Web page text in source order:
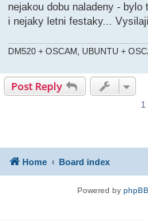
nejakou dobu naladeny -
i nejaky letni festaky...
DM520 + OSCAM, UBUNTU +
Post Reply
1
Home Board index
Powered by phpBB